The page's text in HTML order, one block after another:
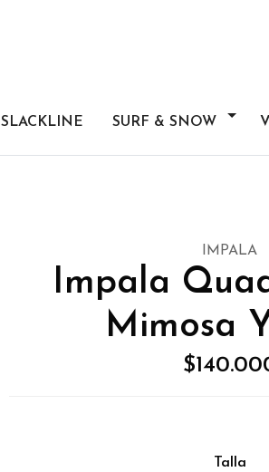
SLACKLINE SURF & SNOW
IMPALA
Impala
Mimosa
Talla